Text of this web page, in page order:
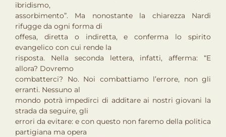
ibridismo,
assorbimento”. Ma nonostante la chiarezza Nardi
rifugge da ogni forma di
offesa, diretta o indiretta, e conferma lo spirito
evangelico con cui rende la
risposta. Nella seconda lettera, infatti, afferma: “E
allora? Dovremo
combatterci? No. Noi combattiamo l’errore, non gli
erranti. Nessuno al
mondo potrà impedirci di additare ai nostri giovani la
strada da seguire, gli
errori da evitare: e con questo non faremo della politica
partigiana ma opera